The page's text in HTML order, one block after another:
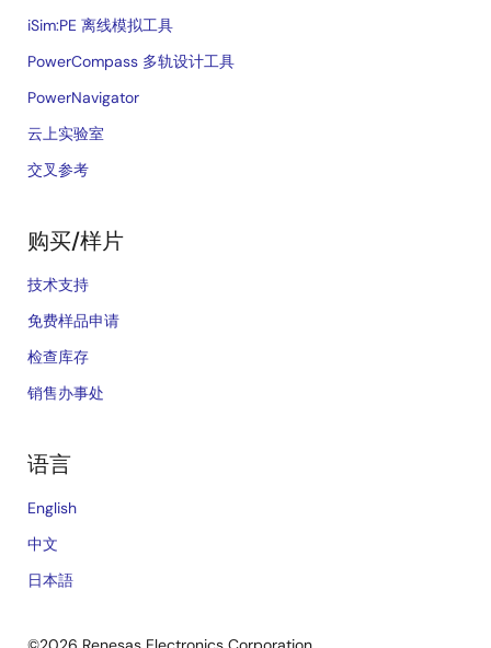
iSim:PE 离线模拟工具
PowerCompass 多轨设计工具
PowerNavigator
云上实验室
交叉参考
购买/样片
技术支持
免费样品申请
检查库存
销售办事处
语言
English
中文
日本語